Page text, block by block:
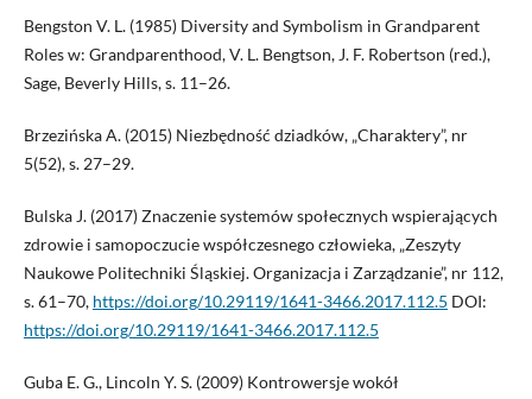
Bengston V. L. (1985) Diversity and Symbolism in Grandparent
Roles w: Grandparenthood, V. L. Bengtson, J. F. Robertson (red.),
Sage, Beverly Hills, s. 11–26.
Brzezińska A. (2015) Niezbędność dziadków, „Charaktery”, nr
5(52), s. 27–29.
Bulska J. (2017) Znaczenie systemów społecznych wspierających
zdrowie i samopoczucie współczesnego człowieka, „Zeszyty
Naukowe Politechniki Śląskiej. Organizacja i Zarządzanie”, nr 112,
s. 61–70, https://doi.org/10.29119/1641-3466.2017.112.5 DOI:
https://doi.org/10.29119/1641-3466.2017.112.5
Guba E. G., Lincoln Y. S. (2009) Kontrowersje wokół